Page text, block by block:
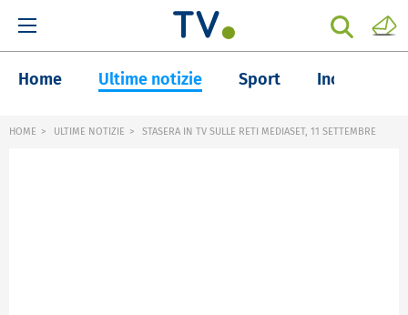
Home Ultime notizie Sport Inchieste
HOME ULTIME NOTIZIE STASERA IN TV SULLE RETI MEDIASET, 11 SETTEMBRE